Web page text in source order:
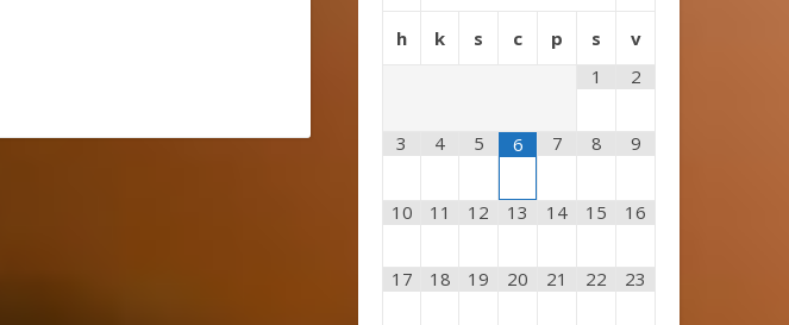
h k s c p s
v
1
2
3 4 5 6 7 8 9
10 11 12 13 14 15 16
17 18 19 20 21 22 23